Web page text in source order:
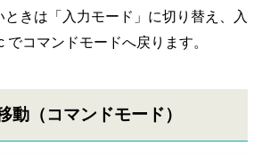
きは「入力モード」に切り替え、入
でコマンドモードへ戻ります。
（コマンドモード）